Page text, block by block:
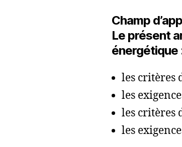
Champ
Le présent
énergétique
les critères
les
les critères
les